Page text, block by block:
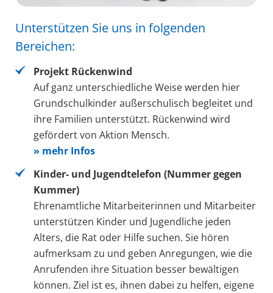
Unterstützen Sie uns in folgenden
Bereichen:
Projekt Rückenwind
Auf ganz unterschiedliche Weise werden hier
Grundschulkinder außerschulisch begleitet und
ihre Familien unterstützt. Rückenwind wird
gefördert von Aktion Mensch.
» mehr Infos
Kinder- und Jugendtelefon (Nummer gegen
Kummer)
Ehrenamtliche Mitarbeiterinnen und Mitarbeiter
unterstützen Kinder und Jugendliche jeden
Alters, die Rat oder Hilfe suchen. Sie hören
aufmerksam zu und geben Anregungen, wie die
Anrufenden ihre Situation besser bewältigen
können. Ziel ist es, ihnen dabei zu helfen, eigene